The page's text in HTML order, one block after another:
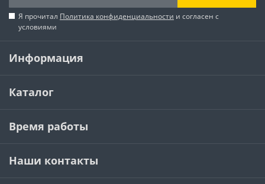
Я прочитал Политика конфиденциальности и согласен с
условиями
Информация
Каталог
Время работы
Наши контакты